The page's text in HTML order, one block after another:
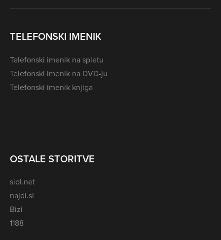
TELEFONSKI IMENIK
Telefonski imenik na spletu
Telefonski imenik na DVD-ju
Telefonski imenik knjiga
OSTALE STORITVE
siol.net
najdi.si
Bizi
1188